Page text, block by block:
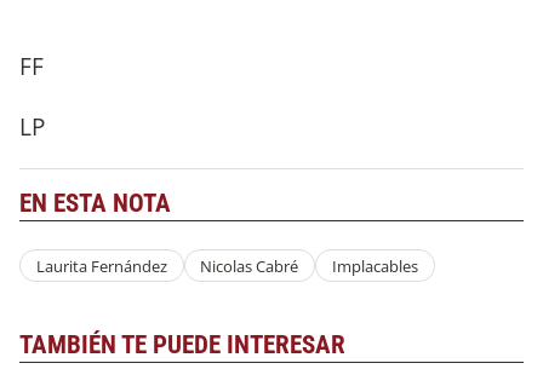
FF
LP
EN ESTA NOTA
Laurita Fernández Nicolas Cabré Implacables
TAMBIÉN TE PUEDE INTERESAR